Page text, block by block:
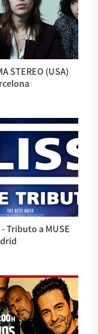
STEREO (USA)
- Tributo a MUSE